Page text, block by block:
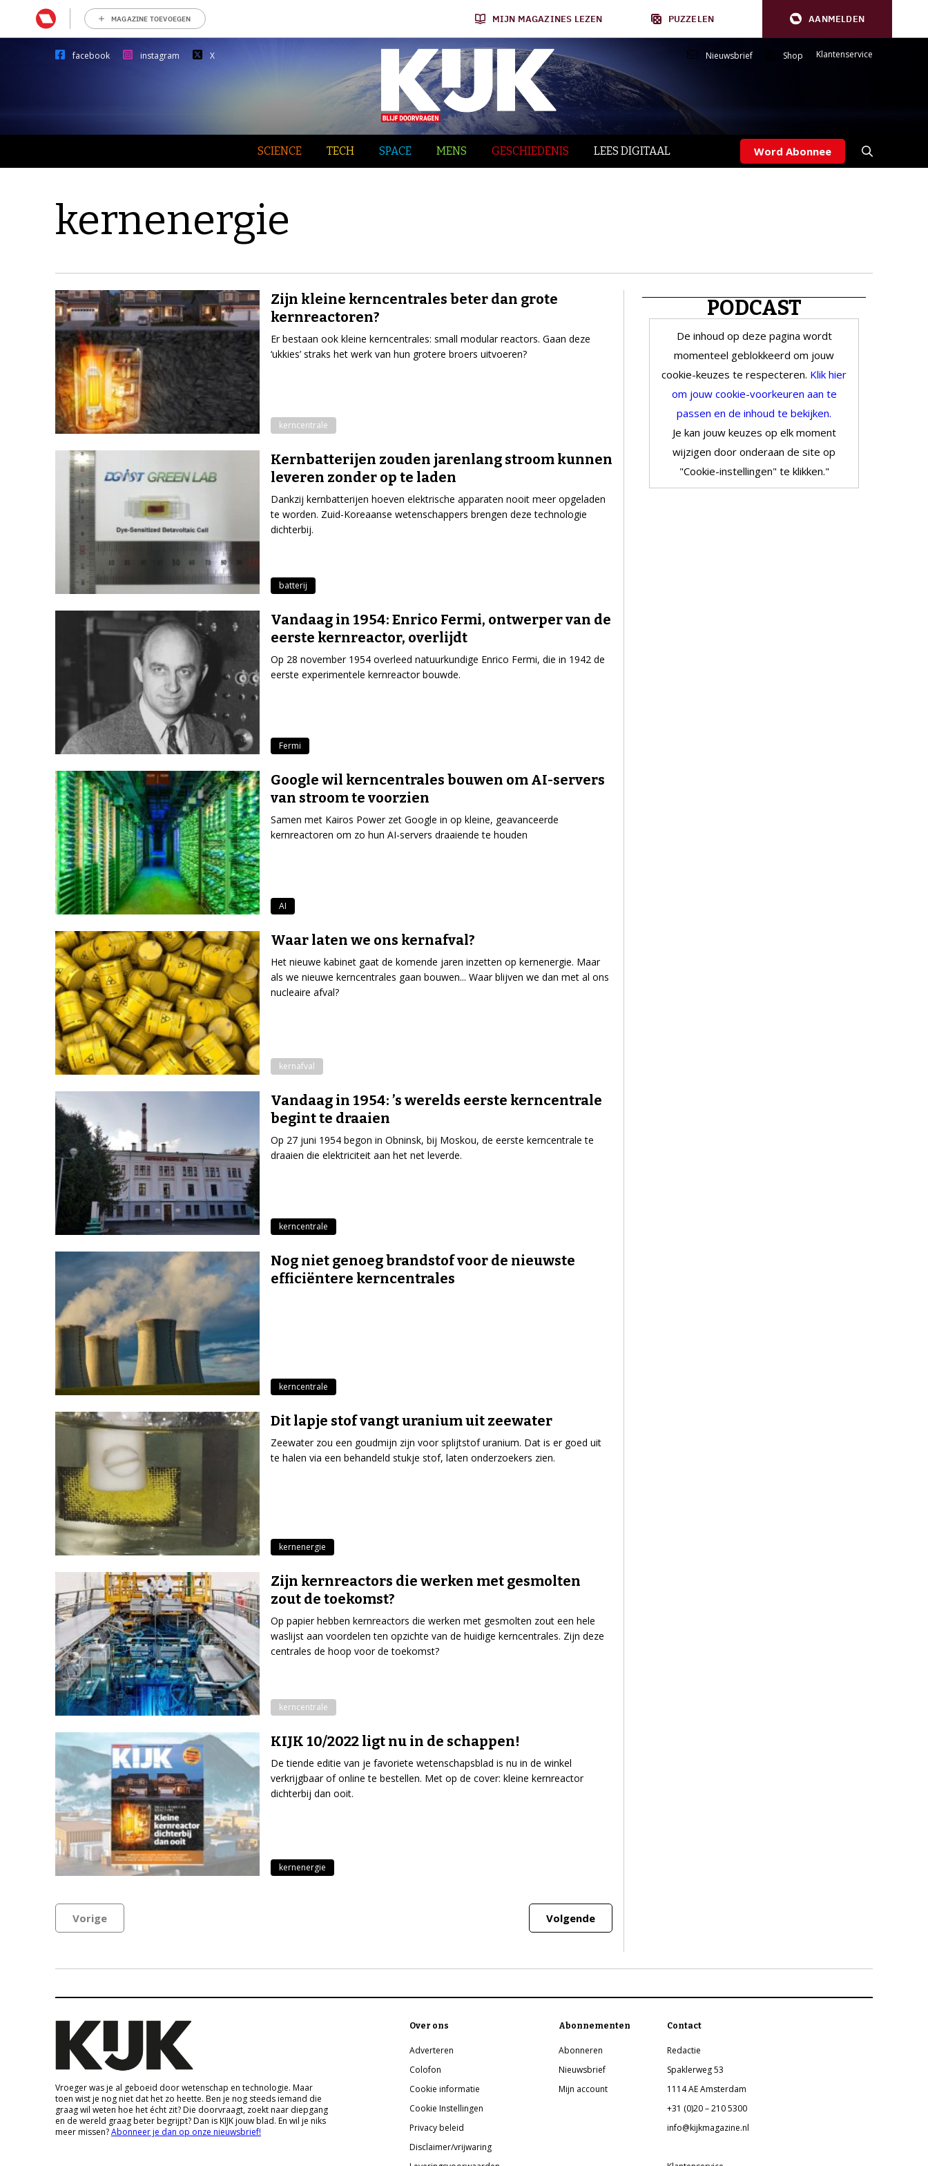
MAGAZINE TOEVOEGEN MIJN MAGAZINES LEZEN PUZZELEN AANMELDEN
facebook instagram X Nieuwsbrief Shop Klantenservice
SCIENCE TECH SPACE MENS GESCHIEDENIS LEES DIGITAAL Word Abonnee
kernenergie
Zijn kleine kerncentrales beter dan grote
kernreactoren?
Er bestaan ook kleine kerncentrales: small modular reactors. Gaan deze
‘ukkies’ straks het werk van hun grotere broers uitvoeren?
kerncentrale
Kernbatterijen zouden jarenlang stroom kunnen
leveren zonder op te laden
Dankzij kernbatterijen hoeven elektrische apparaten nooit meer opgeladen
te worden. Zuid-Koreaanse wetenschappers brengen deze technologie
dichterbij.
batterij
Vandaag in 1954: Enrico Fermi, ontwerper van de
eerste kernreactor, overlijdt
Op 28 november 1954 overleed natuurkundige Enrico Fermi, die in 1942 de
eerste experimentele kernreactor bouwde.
Fermi
Google wil kerncentrales bouwen om AI-servers
van stroom te voorzien
Samen met Kairos Power zet Google in op kleine, geavanceerde
kernreactoren om zo hun AI-servers draaiende te houden
AI
Waar laten we ons kernafval?
Het nieuwe kabinet gaat de komende jaren inzetten op kernenergie. Maar
als we nieuwe kerncentrales gaan bouwen... Waar blijven we dan met al ons
nucleaire afval?
kernafval
Vandaag in 1954: ’s werelds eerste kerncentrale
begint te draaien
Op 27 juni 1954 begon in Obninsk, bij Moskou, de eerste kerncentrale te
draaien die elektriciteit aan het net leverde.
kerncentrale
Nog niet genoeg brandstof voor de nieuwste
efficiëntere kerncentrales
kerncentrale
Dit lapje stof vangt uranium uit zeewater
Zeewater zou een goudmijn zijn voor splijtstof uranium. Dat is er goed uit
te halen via een behandeld stukje stof, laten onderzoekers zien.
kernenergie
Zijn kernreactors die werken met gesmolten
zout de toekomst?
Op papier hebben kernreactors die werken met gesmolten zout een hele
waslijst aan voordelen ten opzichte van de huidige kerncentrales. Zijn deze
centrales de hoop voor de toekomst?
kerncentrale
KIJK 10/2022 ligt nu in de schappen!
De tiende editie van je favoriete wetenschapsblad is nu in de winkel
verkrijgbaar of online te bestellen. Met op de cover: kleine kernreactor
dichterbij dan ooit.
kernenergie
Vorige Volgende
PODCAST
De inhoud op deze pagina wordt
momenteel geblokkeerd om jouw
cookie-keuzes te respecteren. Klik hier
om jouw cookie-voorkeuren aan te
passen en de inhoud te bekijken.
Je kan jouw keuzes op elk moment
wijzigen door onderaan de site op
"Cookie-instellingen" te klikken."
Vroeger was je al geboeid door wetenschap en technologie. Maar
toen wist je nog niet dat het zo heette. Ben je nog steeds iemand die
graag wil weten hoe het écht zit? Die doorvraagt, zoekt naar diepgang
en de wereld graag beter begrijpt? Dan is KIJK jouw blad. En wil je niks
meer missen?Abonneer je dan op onze nieuwsbrief!
Over ons
Adverteren
Colofon
Cookie informatie
Cookie Instellingen
Privacy beleid
Disclaimer/vrijwaring
Abonnementen
Abonneren
Nieuwsbrief
Mijn account
Contact
Redactie
Spaklerweg 53
1114 AE Amsterdam
+31 (0)20 – 210 5300
info@kijkmagazine.nl